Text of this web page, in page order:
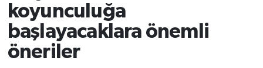
koyunculuğa
başlayacaklara önemli
öneriler
Bilim Teknoloji
Bölge
Tüm Manşetler
Son Dakika Haberleri